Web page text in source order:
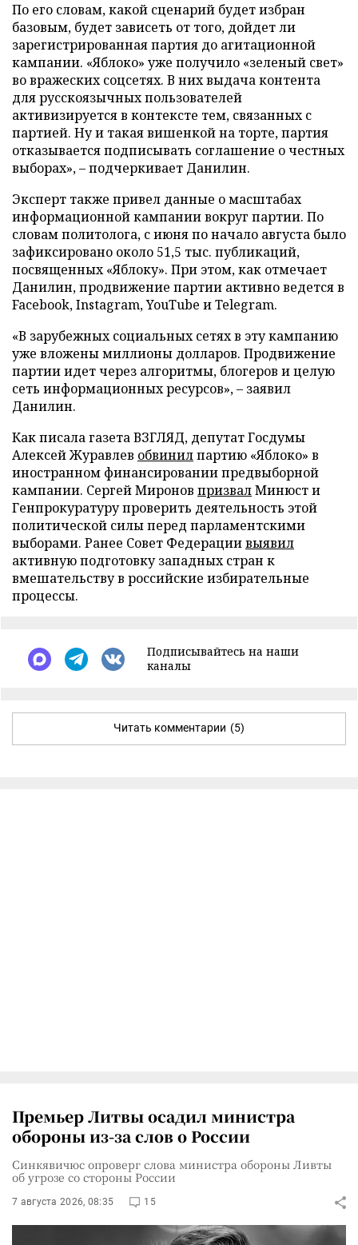
По его словам, какой сценарий будет избран
базовым, будет зависеть от того, дойдет ли
зарегистрированная партия до агитационной
кампании. «Яблоко» уже получило «зеленый свет»
во вражеских соцсетях. В них выдача контента
для русскоязычных пользователей
активизируется в контексте тем, связанных с
партией. Ну и такая вишенкой на торте, партия
отказывается подписывать соглашение о честных
выборах», – подчеркивает Данилин.
Эксперт также привел данные о масштабах
информационной кампании вокруг партии. По
словам политолога, с июня по начало августа было
зафиксировано около 51,5 тыс. публикаций,
посвященных «Яблоку». При этом, как отмечает
Данилин, продвижение партии активно ведется в
Facebook, Instagram, YouTube и Telegram.
«В зарубежных социальных сетях в эту кампанию
уже вложены миллионы долларов. Продвижение
партии идет через алгоритмы, блогеров и целую
сеть информационных ресурсов», – заявил
Данилин.
Как писала газета ВЗГЛЯД, депутат Госдумы
Алексей Журавлев обвинилпартию «Яблоко» в
иностранном финансировании предвыборной
кампании. Сергей Миронов призвалМинюст и
Генпрокуратуру проверить деятельность этой
политической силы перед парламентскими
выборами. Ранее Совет Федерациивыявил
активную подготовку западных стран к
вмешательству в российские избирательные
процессы.
Подписывайтесь на наши
каналы
Читать комментарии (5)
Премьер Литвы осадил министра
обороны из-за слов о России
Синкявичюс опроверг слова министра обороны Ливты
об угрозе со стороны России
7 августа 2026, 08:35 15